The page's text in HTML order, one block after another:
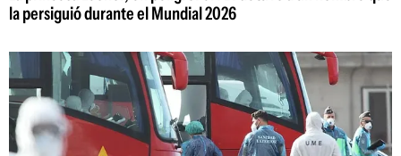
la persiguió durante el Mundial 2026